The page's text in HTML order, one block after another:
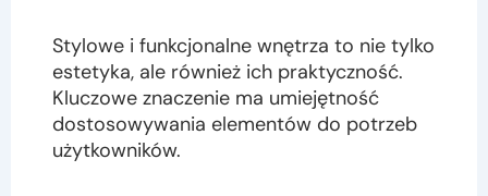
Stylowe i funkcjonalne wnętrza to nie tylko
estetyka, ale również ich praktyczność.
Kluczowe znaczenie ma umiejętność
dostosowywania elementów do potrzeb
użytkowników.